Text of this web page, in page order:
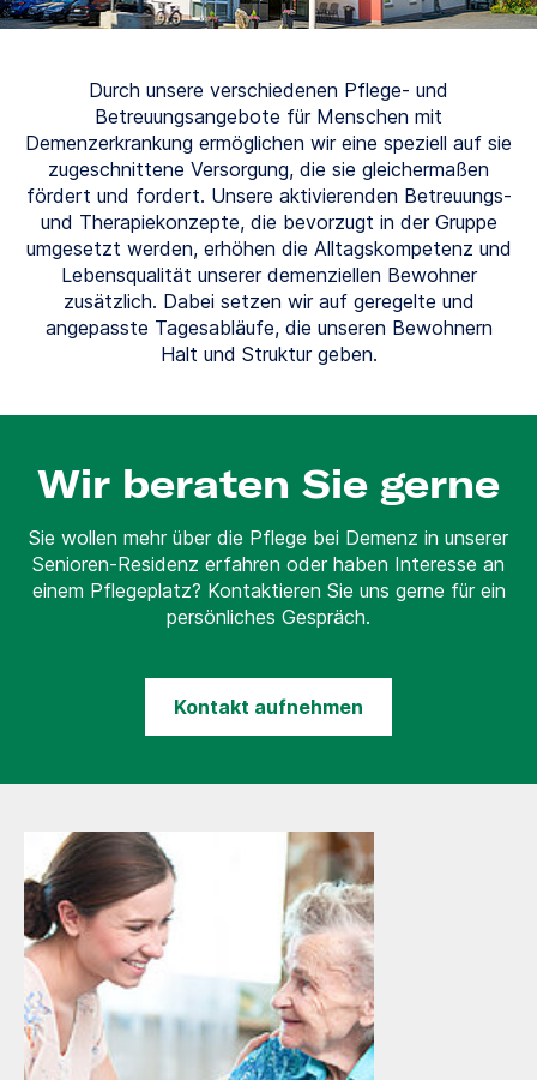
Durch unsere verschiedenen Pflege- und
Betreuungsangebote für Menschen mit
Demenzerkrankung ermöglichen wir eine speziell auf sie
zugeschnittene Versorgung, die sie gleichermaßen
fördert und fordert. Unsere aktivierenden Betreuungs-
und Therapiekonzepte, die bevorzugt in der Gruppe
umgesetzt werden, erhöhen die Alltagskompetenz und
Lebensqualität unserer demenziellen Bewohner
zusätzlich. Dabei setzen wir auf geregelte und
angepasste Tagesabläufe, die unseren Bewohnern
Halt und Struktur geben.
Wir beraten Sie gerne
Sie wollen mehr über die Pflege bei Demenz in unserer
Senioren-Residenz erfahren oder haben Interesse an
einem Pflegeplatz? Kontaktieren Sie uns gerne für ein
persönliches Gespräch.
Kontakt aufnehmen